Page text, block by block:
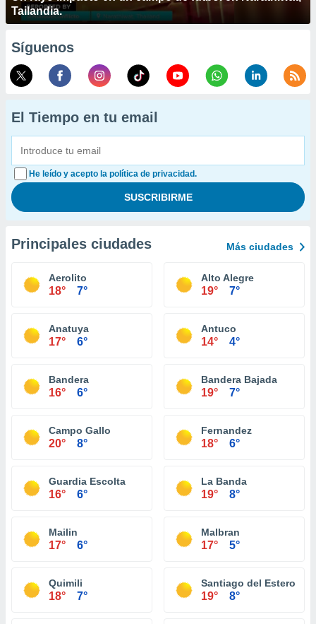
Tailandia.
Síguenos
El Tiempo en tu email
He leído y acepto la política de privacidad.
Principales ciudades Más ciudades
Aerolito
18° 7°
Alto Alegre
19° 7°
Anatuya
17° 6°
Antuco
14° 4°
Bandera
16° 6°
Bandera Bajada
19° 7°
Campo Gallo
20° 8°
Fernandez
18° 6°
Guardia Escolta
16° 6°
La Banda
19° 8°
Mailin
17° 6°
Malbran
17° 5°
Quimili
18° 7°
Santiago del Estero
19° 8°